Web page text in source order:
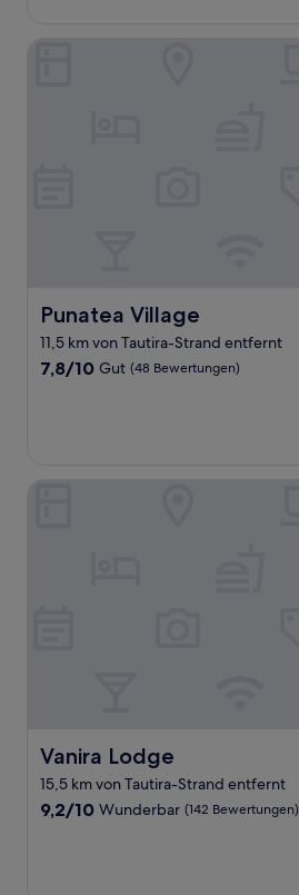
Punatea Village
Punatea Village
11,5 km von Tautira-Strand entfernt
7.8
7,8/10 Gut (48 Bewertungen)
Vanira Lodge
Vanira Lodge
15,5 km von Tautira-Strand entfernt
9.2
9,2/10 Wunderbar (142 Bewertungen)